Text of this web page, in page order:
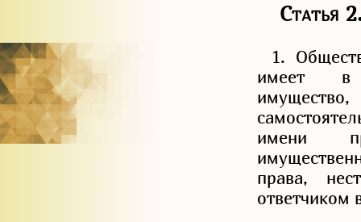
1.
имеет в
имени
права,
ответчиком